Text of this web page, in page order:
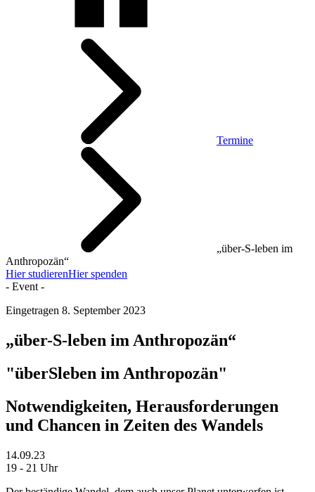
Termine
„über-S-leben im
Anthropozän“
Hier studierenHier spenden
- Event -
Eingetragen 8. September 2023
„über-S-leben im Anthropozän“
"überSleben im Anthropozän"
Notwendigkeiten, Herausforderungen
und Chancen in Zeiten des Wandels
14.09.23
19 - 21 Uhr